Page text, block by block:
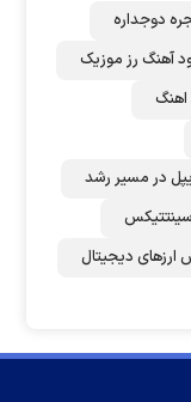
دوجداره
آهنگ رز‌ موزیک
اهنگ
در مسیر رشد
ارزهای دیجیتال